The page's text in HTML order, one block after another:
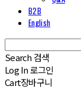
B2B
English
Search 검색
Log In로그인
Cart장바구니